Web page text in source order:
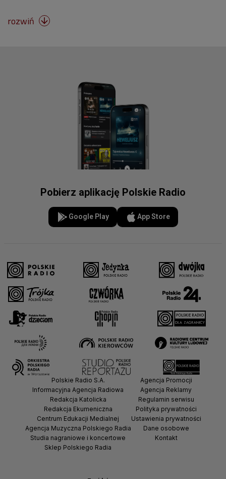
rozwiń 
Pobierz aplikację Polskie Radio
Google Play App Store
Polskie Radio S.A.
Informacyjna Agencja Radiowa
Redakcja Katolicka
Redakcja Ekumeniczna
Centrum Edukacji Medialnej
Agencja Muzyczna Polskiego Radia
Studia nagraniowe i koncertowe
Sklep Polskiego Radia
Agencja Promocji
Agencja Reklamy
Regulamin serwisu
Polityka prywatności
Ustawienia prywatności
Dane osobowe
Kontakt